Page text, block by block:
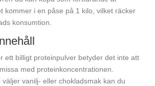
kommer i en påse på 1 kilo, vilket räcker
konsumtion.
ett billigt proteinpulver betyder det inte att
med proteinkoncentrationen.
vanilj- eller chokladsmak kan du